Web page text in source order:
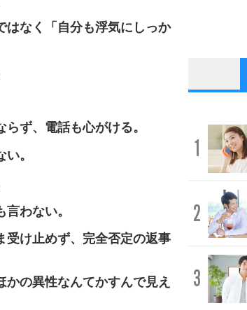
はなく「自分も浮気にしっか
ず、電話も心がける。
。
わない。
受け止めず、完全否定の返事
の異性なんてかすんで見え
1
2
3